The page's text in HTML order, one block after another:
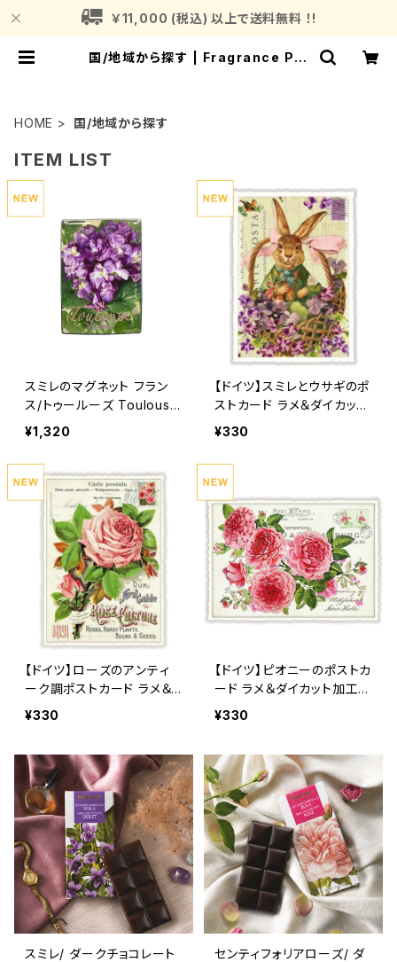
￥11,000 (税込) 以上で送料無料 ！!
国/地域から探す | Fragrance Pla
HOME 国/地域から探す
ITEM LIST
スミレのマグネット フラン
ス/トゥールーズ Toulouse
パルマバイオレット /１個
¥1,320
【ドイツ】スミレとウサギのポ
ストカード ラメ＆ダイカット
加工 ■輸入ポストカード■
¥330
【ドイツ】ローズのアンティ
ーク調ポストカード ラメ＆
ダイカット加工 ■輸入ポス
¥330
【ドイツ】ピオニーのポストカ
ード ラメ＆ダイカット加工
■輸入ポストカード■ pink
¥330
スミレ/ ダークチョコレート
センティフォリアローズ/ ダ